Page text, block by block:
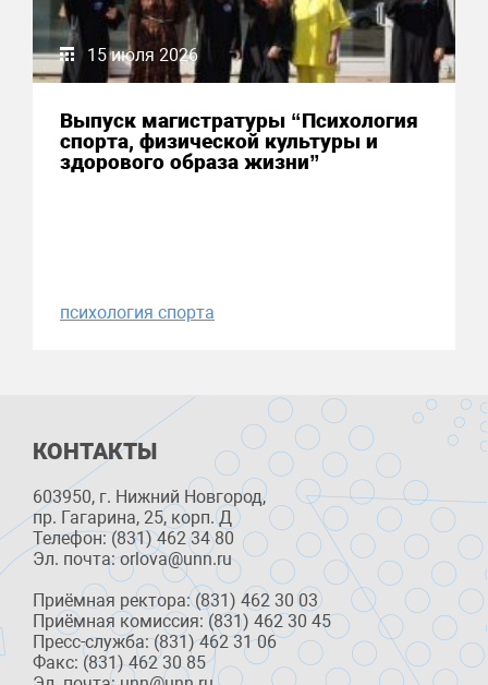
15 июля 2026
Выпуск магистратуры “Психология
спорта, физической культуры и
здорового образа жизни”
психология спорта
КОНТАКТЫ
603950, г. Нижний Новгород,
пр. Гагарина, 25, корп. Д
Телефон: (831) 462 34 80
Эл. почта: orlova@unn.ru
Приёмная ректора: (831) 462 30 03
Приёмная комиссия: (831) 462 30 45
Пресс-служба: (831) 462 31 06
Факс: (831) 462 30 85